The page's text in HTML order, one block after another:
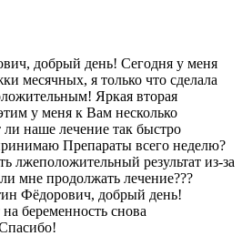
добрый день! Сегодня у меня
месячных, я только что сделала
Яркая вторая
у меня к Вам несколько
наше лечение так быстро
Препараты всего неделю?
лжеположительный результат из-за
мне продолжать лечение???
Фёдорович, добрый день!
беременность снова